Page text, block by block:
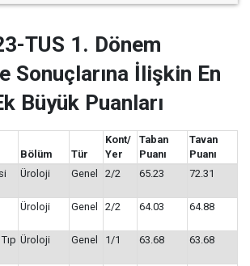
TUS 1. Dönem
Sonuçlarına İlişkin En
Büyük Puanları
Bölüm Tür
Kont/
Yer
Taban
Puanı
Tavan
Puanı
Üroloji Genel 2/2 65.23 72.31
Üroloji Genel 2/2 64.03 64.88
Üroloji Genel 1/1 63.68 63.68